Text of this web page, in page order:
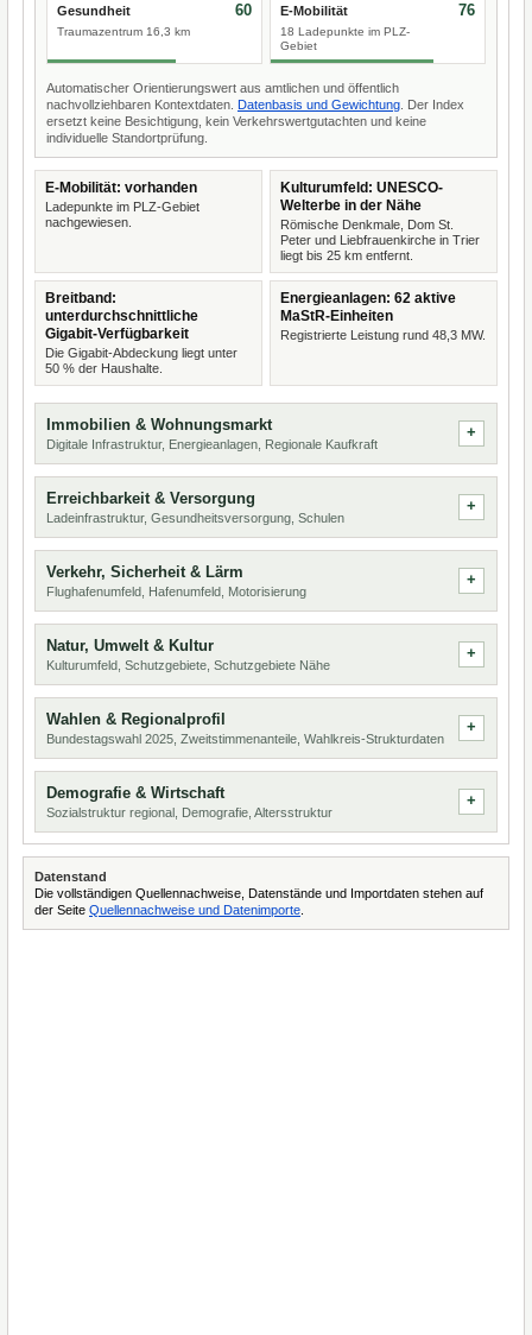
Gesundheit
Traumazentrum 16,3 km
60 E-Mobilität
18 Ladepunkte im PLZ-
Gebiet
76
Automatischer Orientierungswert aus amtlichen und öffentlich
nachvollziehbaren Kontextdaten. Datenbasis und Gewichtung . Der Index
ersetzt keine Besichtigung, kein Verkehrswertgutachten und keine
individuelle Standortprüfung.
E-Mobilität: vorhanden
Ladepunkte im PLZ-Gebiet
nachgewiesen.
Kulturumfeld: UNESCO-
Welterbe in der Nähe
Römische Denkmale, Dom St.
Peter und Liebfrauenkirche in Trier
liegt bis 25 km entfernt.
Breitband:
unterdurchschnittliche
Gigabit-Verfügbarkeit
Die Gigabit-Abdeckung liegt unter
50 % der Haushalte.
Energieanlagen: 62 aktive
MaStR-Einheiten
Registrierte Leistung rund 48,3 MW.
Immobilien & Wohnungsmarkt
Digitale Infrastruktur, Energieanlagen, Regionale Kaufkraft
Erreichbarkeit & Versorgung
Ladeinfrastruktur, Gesundheitsversorgung, Schulen
Verkehr, Sicherheit & Lärm
Flughafenumfeld, Hafenumfeld, Motorisierung
Natur, Umwelt & Kultur
Kulturumfeld, Schutzgebiete, Schutzgebiete Nähe
Wahlen & Regionalprofil
Bundestagswahl 2025, Zweitstimmenanteile, Wahlkreis-Strukturdaten
Demografie & Wirtschaft
Sozialstruktur regional, Demografie, Altersstruktur
Datenstand
Die vollständigen Quellennachweise, Datenstände und Importdaten stehen auf
der Seite Quellennachweise und Datenimporte